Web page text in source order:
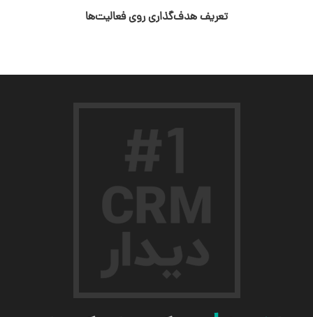
تعریف هدف‌گذاری روی فعالیت‌ها